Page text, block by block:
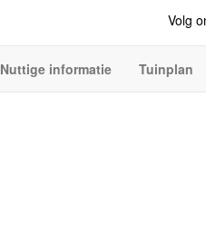
Volg
Nuttige informatie Tuinplan